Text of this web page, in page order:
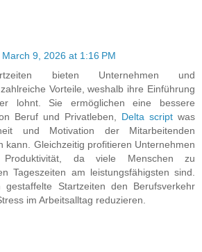
March 9, 2026 at 1:16 PM
bieten Unternehmen und
Vorteile, weshalb ihre Einführung
lohnt. Sie ermöglichen eine bessere
Beruf und Privatleben, Delta script was
und Motivation der Mitarbeitenden
kann. Gleichzeitig profitieren Unternehmen
da viele Menschen zu
Tageszeiten am leistungsfähigsten sind.
gestaffelte Startzeiten den Berufsverkehr
im Arbeitsalltag reduzieren.